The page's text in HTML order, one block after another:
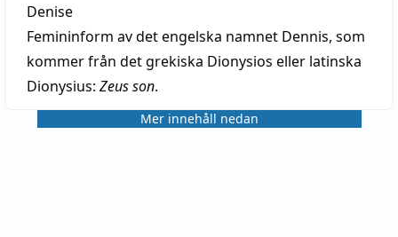
Denise
Femininform av det engelska namnet Dennis, som
kommer från det grekiska Dionysios eller latinska
Dionysius: Zeus son.
Mer innehåll nedan